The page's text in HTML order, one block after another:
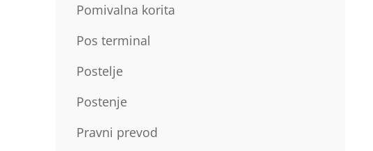
Pomivalna korita
Pos terminal
Postelje
Postenje
Pravni prevod